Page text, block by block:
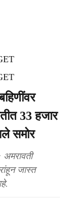
33 हजार
समोर
जास्त